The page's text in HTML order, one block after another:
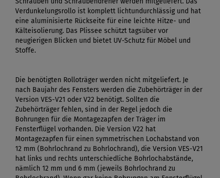
Verdunkelungsrollo ist komplett lichtundurchlässig und hat
eine aluminisierte Rückseite für eine leichte Hitze- und
Kälteisolierung. Das Plissee schützt tagsüber vor
neugierigen Blicken und bietet UV-Schutz für Möbel und
Stoffe.
Die benötigten Rolloträger werden nicht mitgeliefert. Je
nach Baujahr des Fensters werden die Zubehörträger in der
Version VES-V21 oder V22 benötigt. Sollten die
Zubehörträger fehlen, sind in der Regel jedoch die
Bohrungen für die Montagezapfen der Träger im
Fensterflügel vorhanden. Die Version V22 hat
Montagezapfen für einen symmetrischen Lochabstand von
12 mm (Bohrlochrand zu Bohrlochrand), die Version VES-V21
hat links und rechts unterschiedliche Bohrlochabstände,
nämlich 12 mm und 6 mm (jeweils Bohrlochrand zu